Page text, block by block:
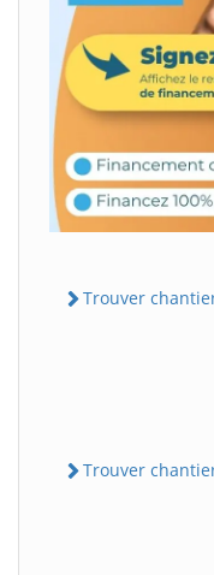
Trouver
Trouver